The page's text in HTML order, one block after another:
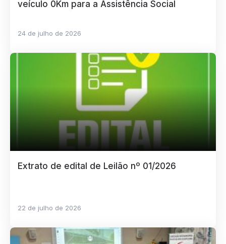
veículo 0Km para a Assistência Social
24 de julho de 2026
Extrato de edital de Leilão nº 01/2026
22 de julho de 2026